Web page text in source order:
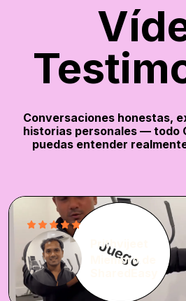
Conversaciones honestas,
historias personales — todo
puedas entender
Juego
Prithvijeet
Miembro de